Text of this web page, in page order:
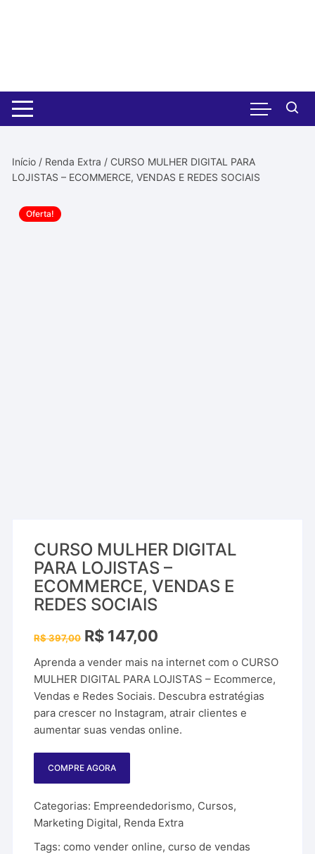
Início / Renda Extra / CURSO MULHER DIGITAL PARA
LOJISTAS – ECOMMERCE, VENDAS E REDES SOCIAIS
Oferta!
CURSO MULHER DIGITAL
PARA LOJISTAS –
ECOMMERCE, VENDAS E
REDES SOCIAIS
R$397,00 O
preço
era:
R$ 397,00.
R$ 147,00
é:
R$ 147,00.
Aprenda a vender mais na internet com o CURSO
MULHER DIGITAL PARA LOJISTAS – Ecommerce,
Vendas e Redes Sociais. Descubra estratégias
para crescer no Instagram, atrair clientes e
aumentar suas vendas online.
COMPRE AGORA
Categorias: Empreendedorismo, Cursos,
Marketing Digital, Renda Extra
Tags:como vender online,curso de vendas